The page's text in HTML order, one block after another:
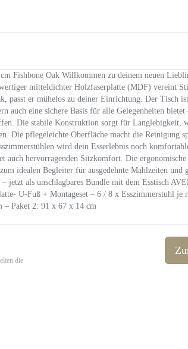
Fishbone Oak Willkommen zu deinem neuen
mitteldichter Holzfaserplatte (MDF) vereint
passt er mühelos zu deiner Einrichtung. Der Tisch
auch eine sichere Basis für alle Gelegenheiten bietet
Die stabile Konstruktion sorgt für Langlebigkeit,
Die pflegeleichte Oberfläche macht die Reinigung
wird dein Esserlebnis noch
auch hervorragenden Sitzkomfort. Die
idealen Begleiter für ausgedehnte Mahlzeiten und
als unschlagbares Bundle mit dem Esstisch
U-Fuß + Montageset – 6 / 8 x Esszimmerstuhl je
– Paket 2: 91 x 67 x 14 cm
die